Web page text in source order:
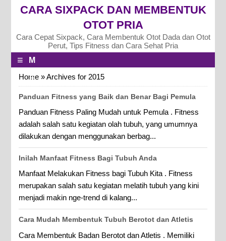
CARA SIXPACK DAN MEMBENTUK
OTOT PRIA
Cara Cepat Sixpack, Cara Membentuk Otot Dada dan Otot
Perut, Tips Fitness dan Cara Sehat Pria
≡
M
E
Home»Archives for 2015
Panduan Fitness yang Baik dan Benar Bagi Pemula
Panduan Fitness Paling Mudah untuk Pemula . Fitness
adalah salah satu kegiatan olah tubuh, yang umumnya
dilakukan dengan menggunakan berbag...
Inilah Manfaat Fitness Bagi Tubuh Anda
Manfaat Melakukan Fitness bagi Tubuh Kita . Fitness
merupakan salah satu kegiatan melatih tubuh yang kini
menjadi makin nge-trend di kalang...
Cara Mudah Membentuk Tubuh Berotot dan Atletis
Cara Membentuk Badan Berotot dan Atletis . Memiliki